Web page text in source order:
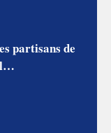
partisans de